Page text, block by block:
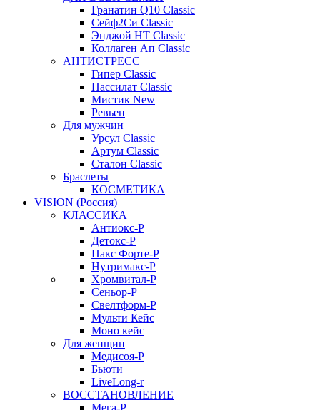
Гранатин Q10 Classic
Сейф2Си Classic
Энджой НТ Classic
Коллаген Ап Classic
АНТИСТРЕСС
Гипер Classic
Пассилат Classic
Мистик New
Ревьен
Для мужчин
Урсул Classic
Артум Classic
Сталон Classic
Браслеты
КОСМЕТИКА
VISION (Россия)
КЛАССИКА
Антиокс-Р
Детокс-Р
Пакс Форте-Р
Нутримакс-Р
Хромвитал-Р
Сеньор-Р
Свелтформ-Р
Мульти Кейс
Моно кейс
Для женщин
Медисоя-Р
Бьюти
LiveLong-r
ВОССТАНОВЛЕНИЕ
Мега-Р